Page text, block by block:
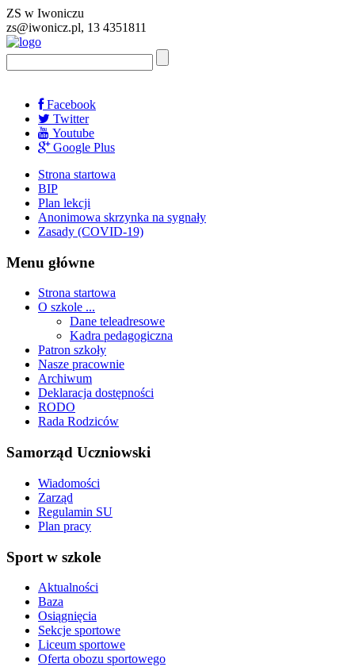
ZS w Iwoniczu
zs@iwonicz.pl, 13 4351811
Facebook
Twitter
Youtube
Google Plus
Strona startowa
BIP
Plan lekcji
Anonimowa skrzynka na sygnały
Zasady (COVID-19)
Menu główne
Strona startowa
O szkole ...
Dane teleadresowe
Kadra pedagogiczna
Patron szkoły
Nasze pracownie
Archiwum
Deklaracja dostępności
RODO
Rada Rodziców
Samorząd Uczniowski
Wiadomości
Zarząd
Regulamin SU
Plan pracy
Sport w szkole
Aktualności
Baza
Osiągnięcia
Sekcje sportowe
Liceum sportowe
Oferta obozu sportowego